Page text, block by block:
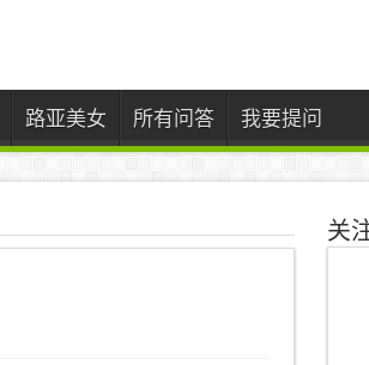
路亚美女 所有问答 我要提问
关